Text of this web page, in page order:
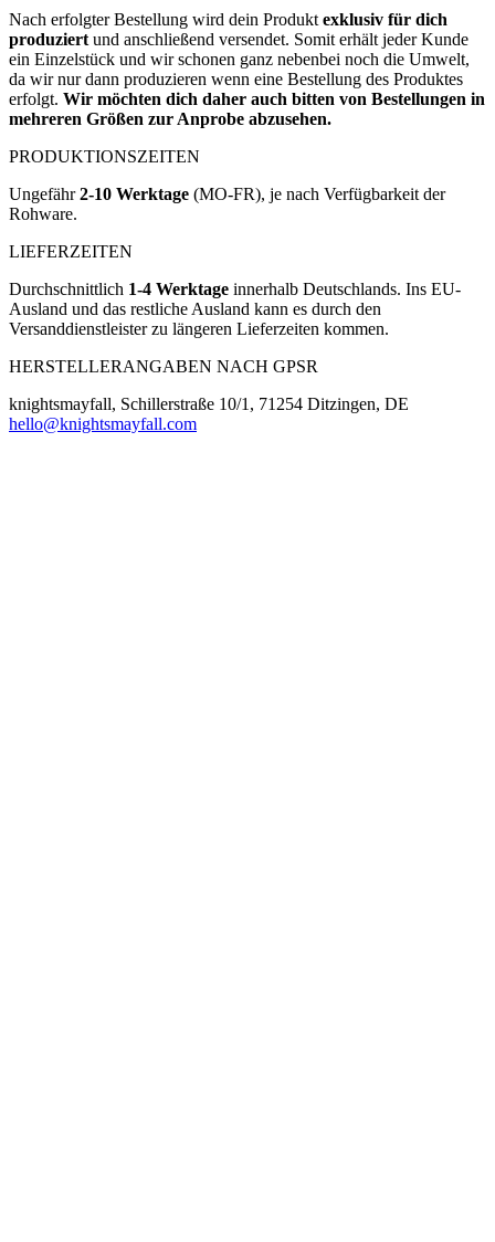
Nach erfolgter Bestellung wird dein Produkt exklusiv für dich
produziert und anschließend versendet. Somit erhält jeder Kunde
ein Einzelstück und wir schonen ganz nebenbei noch die Umwelt,
da wir nur dann produzieren wenn eine Bestellung des Produktes
erfolgt. Wir möchten dich daher auch bitten von Bestellungen in
mehreren Größen zur Anprobe abzusehen.
PRODUKTIONSZEITEN
Ungefähr2-10 Werktage (MO-FR), je nach Verfügbarkeit der
Rohware.
LIEFERZEITEN
Durchschnittlich 1-4 Werktage innerhalb Deutschlands. Ins EU-
Ausland und das restliche Ausland kann es durch den
Versanddienstleister zu längeren Lieferzeiten kommen.
HERSTELLERANGABEN NACH GPSR
knightsmayfall, Schillerstraße 10/1, 71254 Ditzingen, DE
hello@knightsmayfall.com